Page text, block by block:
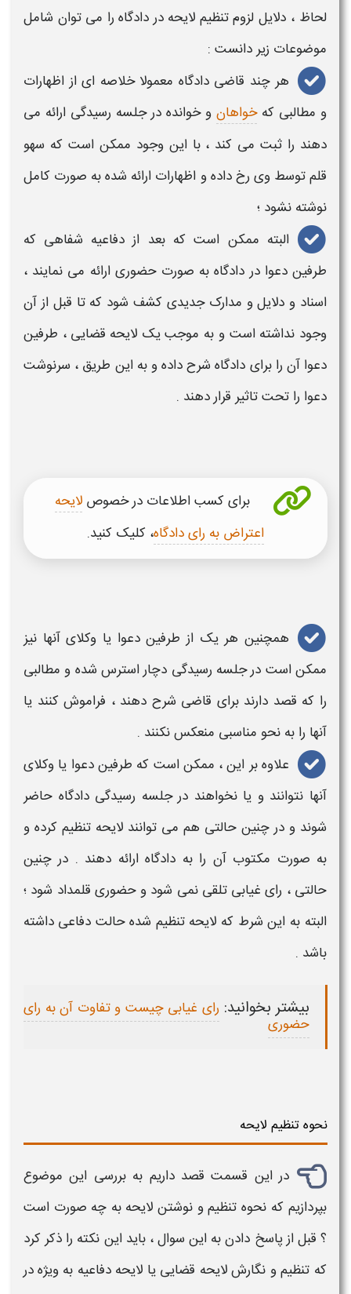
لحاظ ، دلایل لزوم تنظیم لایحه در دادگاه را می توان شامل
موضوعات زیر دانست :
هر چند قاضی دادگاه معمولا خلاصه ای از اظهارات
و مطالبی کهخواهان و خوانده در جلسه رسیدگی ارائه می
دهند را ثبت می کند ، با این وجود ممکن است که سهو
قلم توسط وی رخ داده و اظهارات ارائه شده به صورت کامل
نوشته نشود ؛
البته ممکن است که بعد از دفاعیه شفاهی که
طرفین دعوا در دادگاه به صورت حضوری ارائه می نمایند ،
اسناد و دلایل و مدارک جدیدی کشف شود که تا قبل از آن
وجود نداشته است و به موجب یک لایحه قضایی ، طرفین
دعوا آن را برای دادگاه شرح داده و به این طریق ، سرنوشت
دعوا را تحت تاثیر قرار دهند .
برای کسب اطلاعات در خصوص لایحه
اعتراض به رای دادگاه، کلیک کنید.
همچنین هر یک از طرفین دعوا یا وکلای آنها نیز
ممکن است در جلسه رسیدگی دچار استرس شده و مطالبی
را که قصد دارند برای قاضی شرح دهند ، فراموش کنند یا
آنها را به نحو مناسبی منعکس نکنند .
علاوه بر این ، ممکن است که طرفین دعوا یا وکلای
آنها نتوانند و یا نخواهند در جلسه رسیدگی دادگاه حاضر
شوند و در چنین حالتی هم می توانند لایحه تنظیم کرده و
به صورت مکتوب آن را به دادگاه ارائه دهند . در چنین
حالتی ، رای غیابی تلقی نمی شود و حضوری قلمداد شود ؛
البته به این شرط که لایحه تنظیم شده حالت دفاعی داشته
باشد .
بیشتر بخوانید: رای غیابی چیست و تفاوت آن به رای
حضوری
نحوه تنظیم لایحه
در این قسمت قصد داریم به بررسی این موضوع
بپردازیم که نحوه تنظیم و نوشتن لایحه به چه صورت است
؟ قبل از پاسخ دادن به این سوال ، باید این نکته را ذکر کرد
که تنظیم و نگارش لایحه قضایی یا لایحه دفاعیه به ویژه در